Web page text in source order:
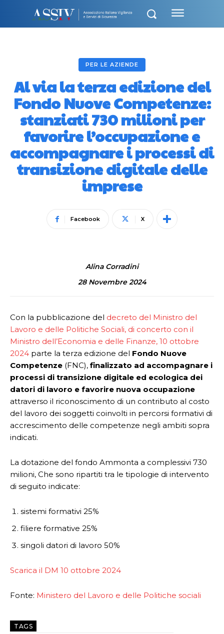
PER LE AZIENDE
Al via la terza edizione del
Fondo Nuove Competenze:
stanziati 730 milioni per
favorire l’occupazione e
accompagnare i processi di
transizione digitale delle
imprese
Facebook X
Alina Corradini
28 Novembre 2024
Con la pubblicazione del decreto del Ministro del
Lavoro e delle Politiche Sociali, di concerto con il
Ministro dell’Economia e delle Finanze, 10 ottobre
2024 parte la terza edizione del Fondo Nuove
Competenze (FNC), finalizzato ad accompagnare i
processi di transizione digitale ed ecologica dei
datori di lavoro e favorire nuova occupazione
attraverso il riconoscimento di un contributo al costo
del lavoro dei soggetti coinvolti in percorsi formativi di
accrescimento delle competenze negli ambiti sopra
indicati.
La dotazione del fondo Ammonta a complessivi 730
milioni, Che sono ripartiti tra le tipologie di intervento
di seguito indicate:
sistemi formativi 25%
filiere formative 25%
singoli datori di lavoro 50%
Scarica il DM 10 ottobre 2024
Fonte: Ministero del Lavoro e delle Politiche sociali
TAGS